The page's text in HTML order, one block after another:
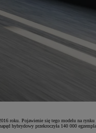
roku. Pojawienie się tego modelu na
hybrydowy przekroczyła 140 000